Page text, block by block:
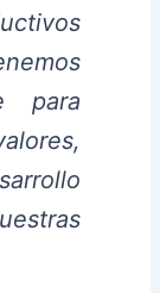
para